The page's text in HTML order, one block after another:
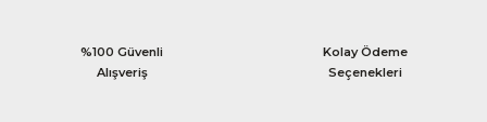
%100 Güvenli
Alışveriş
Kolay Ödeme
Seçenekleri